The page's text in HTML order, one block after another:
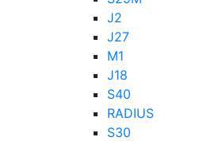
J2
J27
M1
J18
S40
RADIUS
S30